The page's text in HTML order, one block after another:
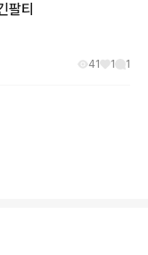
팔티
41 1 1